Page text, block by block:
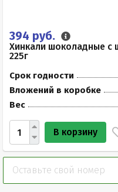
394 руб.
Хинкали шоколадные с
225г
Срок годности
Вложений в коробке
Вес
В корзину